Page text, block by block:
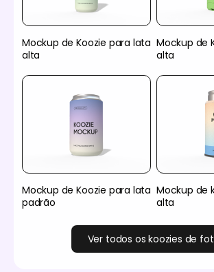
Mockup de Koozie para lata
alta
Mockup de
alta
Mockup de Koozie para lata
padrão
Mockup de
alta
Ver todos os koozies de